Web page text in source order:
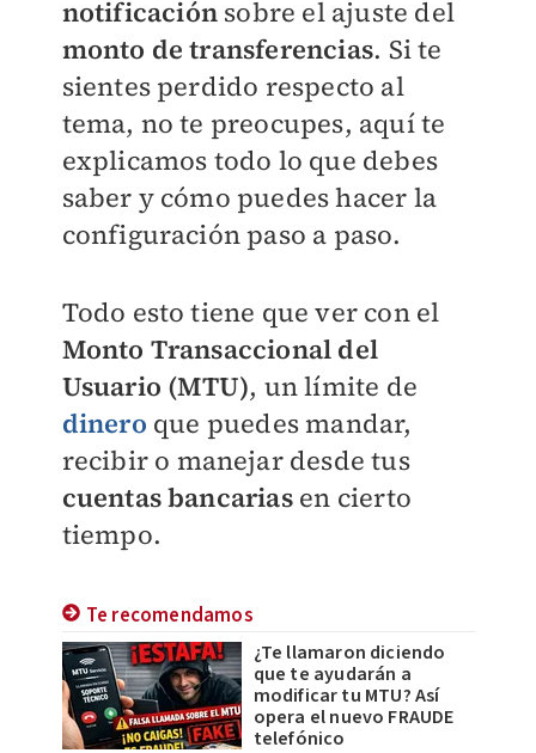
notificación sobre el ajuste del
monto de transferencias. Si te
sientes perdido respecto al
tema, no te preocupes, aquí te
explicamos todo lo que debes
saber y cómo puedes hacer la
configuración paso a paso.
Todo esto tiene que ver con el
Monto Transaccional del
Usuario (MTU), un límite de
dinero que puedes mandar,
recibir o manejar desde tus
cuentas bancariasen cierto
tiempo.
Te recomendamos
¿Te llamaron diciendo
que te ayudarán a
modificar tu MTU? Así
opera el nuevo FRAUDE
telefónico